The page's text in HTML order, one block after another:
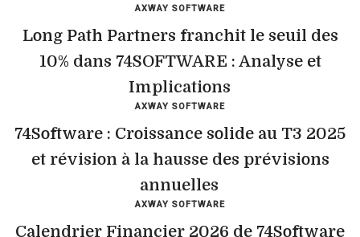
AXWAY SOFTWARE
Long Path Partners franchit le seuil des
10% dans 74SOFTWARE : Analyse et
Implications
AXWAY SOFTWARE
74Software : Croissance solide au T3 2025
et révision à la hausse des prévisions
annuelles
AXWAY SOFTWARE
Calendrier Financier 2026 de 74Software